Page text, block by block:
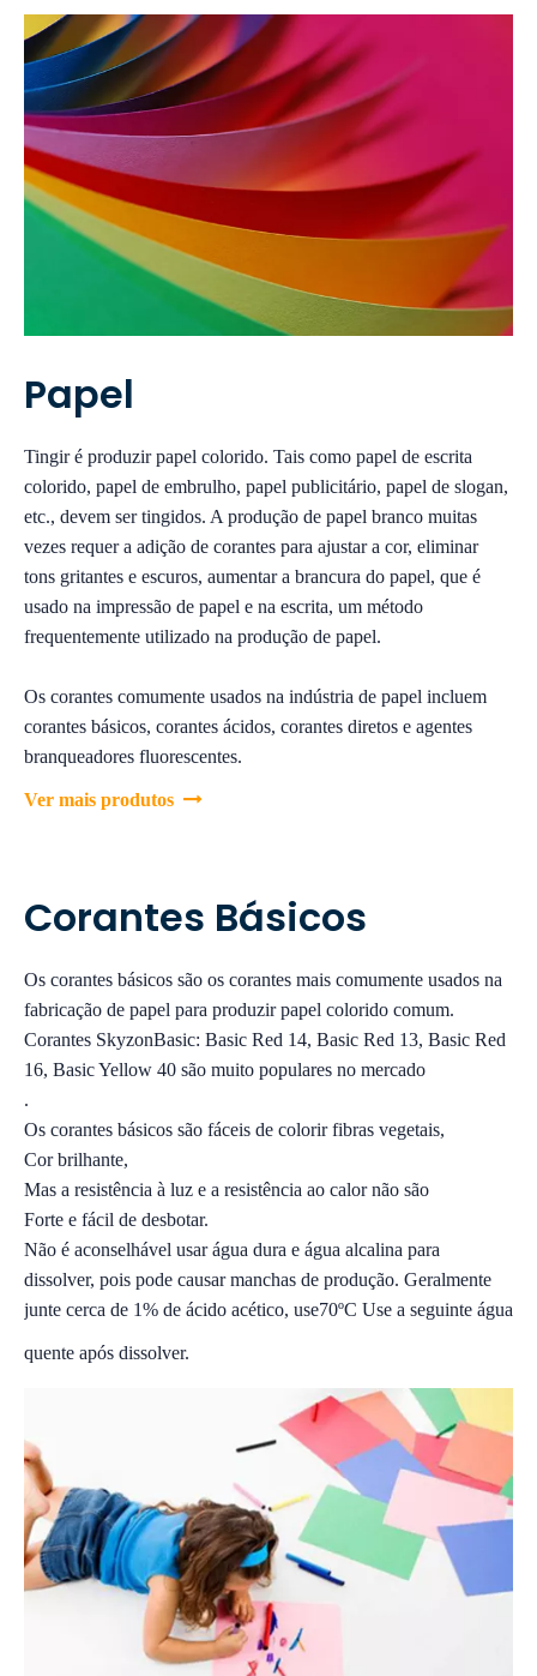
Papel
Tingir é produzir papel colorido. Tais como papel de escrita
colorido, papel de embrulho, papel publicitário, papel de slogan,
etc., devem ser tingidos. A produção de papel branco muitas
vezes requer a adição de corantes para ajustar a cor, eliminar
tons gritantes e escuros, aumentar a brancura do papel, que é
usado na impressão de papel e na escrita, um método
frequentemente utilizado na produção de papel.
Os corantes comumente usados ​​na indústria de papel incluem
corantes básicos, corantes ácidos, corantes diretos e agentes
branqueadores fluorescentes.
Ver mais produtos 
Corantes Básicos
Os corantes básicos são os corantes mais comumente usados ​​na
fabricação de papel para produzir papel colorido comum.
Corantes SkyzonBasic: Basic Red 14, Basic Red 13, Basic Red
16, Basic Yellow 40 são muito populares no mercado
.
Os corantes básicos são fáceis de colorir fibras vegetais,
Cor brilhante,
Mas a resistência à luz e a resistência ao calor não são
Forte e fácil de desbotar.
Não é aconselhável usar água dura e água alcalina para
dissolver, pois pode causar manchas de produção. Geralmente
junte cerca de 1% de ácido acético, use70ºC Use a seguinte água
quente após dissolver.